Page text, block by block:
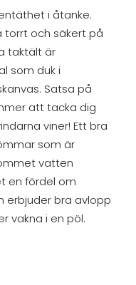
i åtanke.
torrt och säkert på
taktält är
som duk i
Satsa på
att tacka dig
viner! Ett bra
som är
vatten
en fördel om
erbjuder bra avlopp
vakna i en pöl.